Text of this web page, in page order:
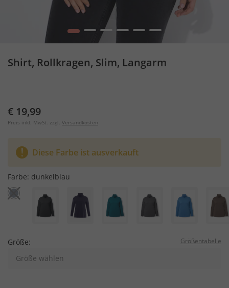
1 2 3 4 5 6
Shirt, Rollkragen, Slim, Langarm
€ 19,99
Preis inkl. MwSt. zzgl. Versandkosten
Diese Farbe ist ausverkauft
Farbe: dunkelblau
Größe: Größentabelle
Größe wählen